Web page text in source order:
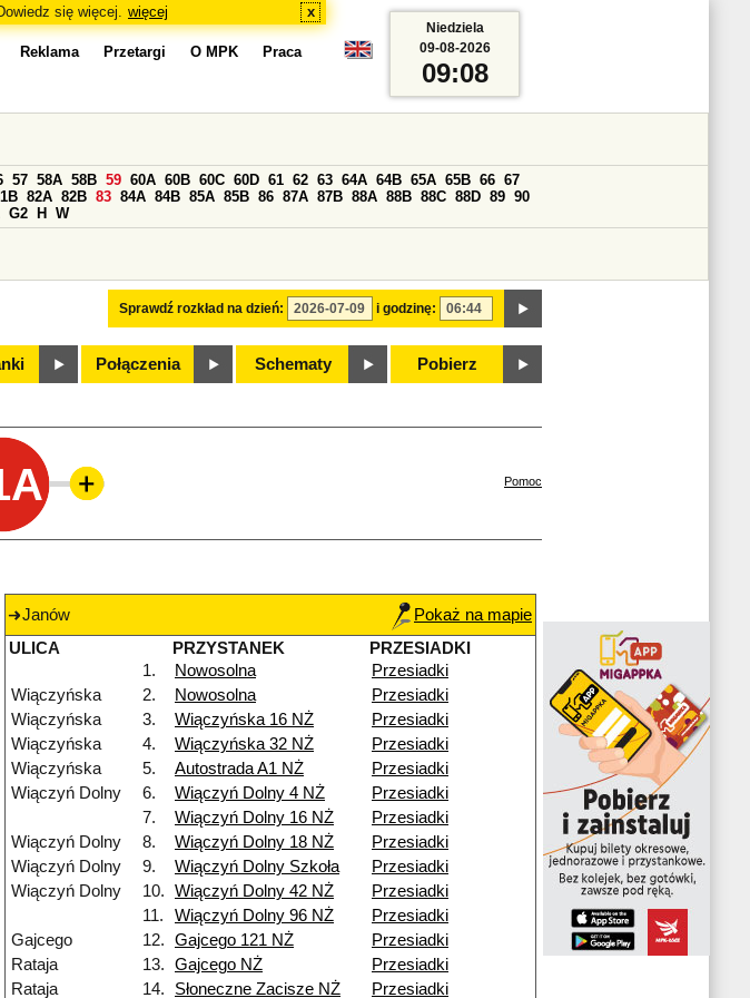
się więcej. więcej x
Reklama Przetargi O MPK Praca
Sprawdź rozkład na dzień: i godzinę:
57 58A 58B 59 60A 60B 60C 60D 61 62 63 64A 64B 65A 65B 66 67
82A 82B 83 84A 84B 85A 85B 86 87A 87B 88A 88B 88C 88D 89 90
G2 H W
Połączenia Schematy Pobierz
Niedziela
09-08-2026
09:08
Pomoc
Janów
Pokaż na mapie
ULICA
PRZYSTANEK
PRZESIADKI
1.
Nowosolna
Przesiadki
Wiączyńska
2. Nowosolna
Przesiadki
Wiączyńska
3. Wiączyńska 16 NŻ
Przesiadki
Wiączyńska
4. Wiączyńska 32 NŻ
Przesiadki
Wiączyńska
5. Autostrada A1 NŻ
Przesiadki
Wiączyń Dolny
6. Wiączyń Dolny 4 NŻ
Przesiadki
7.
Wiączyń Dolny 16 NŻ
Przesiadki
Wiączyń Dolny
8. Wiączyń Dolny 18 NŻ
Przesiadki
Wiączyń Dolny
9. Wiączyń Dolny Szkoła
Przesiadki
Wiączyń Dolny
10. Wiączyń Dolny 42 NŻ
Przesiadki
11.
Wiączyń Dolny 96 NŻ
Przesiadki
Gajcego
12. Gajcego 121 NŻ
Przesiadki
Rataja
13. Gajcego NŻ
Przesiadki
Rataja
14. Słoneczne Zacisze NŻ Przesiadki